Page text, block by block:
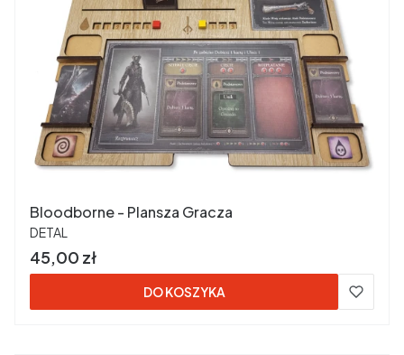
Bloodborne - Plansza Gracza
PRODUCENT
DETAL
Cena
45,00 zł
DO KOSZYKA